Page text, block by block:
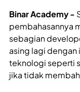
Binar Academy -
pembahasannya
sebagian
asing lagi dengan
teknologi seperti
jika tidak